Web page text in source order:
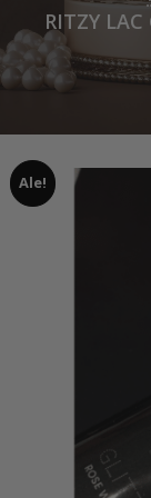
RITZY LAC
Ale!